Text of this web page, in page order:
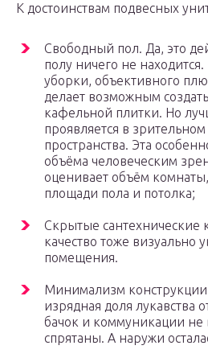
К достоинствам подвесных
Свободный пол. Да, это
полу ничего не
уборки, объективного
делает возможным
кафельной плитки. Но
проявляется в
пространства. Эта
объёма человеческим
оценивает объём
площади пола и потолка;
Скрытые сантехнические
качество тоже визуально
помещения.
Минимализм
изрядная доля лукавства
бачок и коммуникации не
спрятаны. А наружи